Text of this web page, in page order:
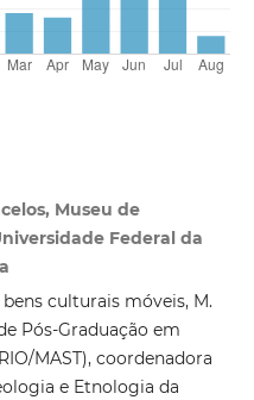
Museu de
Federal da
culturais móveis, M.
Pós-Graduação em
MAST), coordenadora
e Etnologia da